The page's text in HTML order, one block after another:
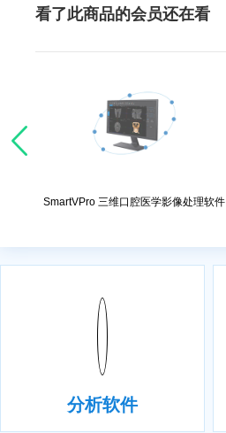
看了此商品的会员还在看
SmartVPro 三维口腔医学影像处理软件
分析软件